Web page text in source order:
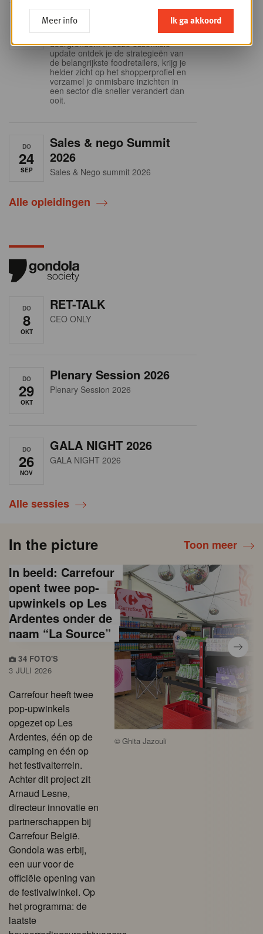
Into Retail - Sold out
Mis deze unieke kans niet om het
Belgische retaillandschap volledig te
doorgronden. In deze essentiële
update ontdek je de strategieën van
de belangrijkste foodretailers, krijg je
helder zicht op het shopperprofiel en
verzamel je onmisbare inzichten in
een sector die sneller verandert dan
ooit.
DO
24
SEP
Sales & nego Summit
2026
Sales & Nego summit 2026
Alle opleidingen
DO
8
OKT
RET-TALK
CEO ONLY
DO
29
OKT
Plenary Session 2026
Plenary Session 2026
DO
26
NOV
GALA NIGHT 2026
GALA NIGHT 2026
Alle sessies
In the picture Toon meer
In beeld: Carrefour
opent twee pop-
upwinkels op Les
Ardentes onder de
naam “La Source”
34 FOTO'S
3 JULI 2026
Carrefour heeft twee
pop-upwinkels
opgezet op Les
Ardentes, één op de
camping en één op
het festivalterrein.
Achter dit project zit
Arnaud Lesne,
directeur innovatie en
partnerschappen bij
Carrefour België.
Gondola was erbij,
een uur voor de
officiële opening van
de festivalwinkel. Op
het programma: de
laatste
©Ghita Jazouli
Meer info Ik ga akkoord